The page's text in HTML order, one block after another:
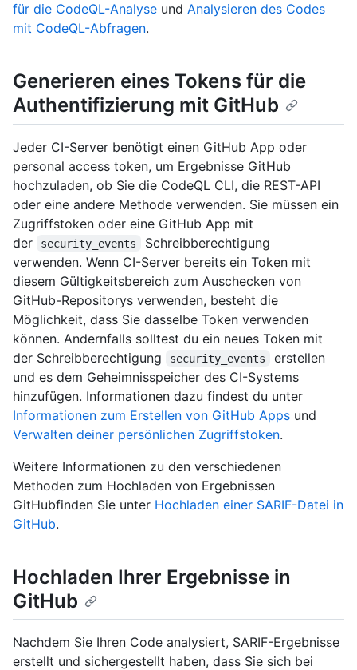
für die CodeQL-Analyse und Analysieren des Codes
mit CodeQL-Abfragen.
Generieren eines Tokens für die
Authentifizierung mit GitHub
Jeder CI-Server benötigt einen GitHub App oder
personal access token, um Ergebnisse GitHub
hochzuladen, ob Sie die CodeQL CLI, die REST-API
oder eine andere Methode verwenden. Sie müssen ein
Zugriffstoken oder eine GitHub App mit
der
security_events
Schreibberechtigung
verwenden. Wenn CI-Server bereits ein Token mit
diesem Gültigkeitsbereich zum Auschecken von
GitHub-Repositorys verwenden, besteht die
Möglichkeit, dass Sie dasselbe Token verwenden
können. Andernfalls solltest du ein neues Token mit
der Schreibberechtigung
security_events
erstellen
und es dem Geheimnisspeicher des CI-Systems
hinzufügen. Informationen dazu findest du unter
Informationen zum Erstellen von GitHub Apps und
Verwalten deiner persönlichen Zugriffstoken.
Weitere Informationen zu den verschiedenen
Methoden zum Hochladen von Ergebnissen
GitHubfinden Sie unter Hochladen einer SARIF-Datei in
GitHub.
Hochladen Ihrer Ergebnisse in
GitHub
Nachdem Sie Ihren Code analysiert, SARIF-Ergebnisse
erstellt und sichergestellt haben, dass Sie sich bei